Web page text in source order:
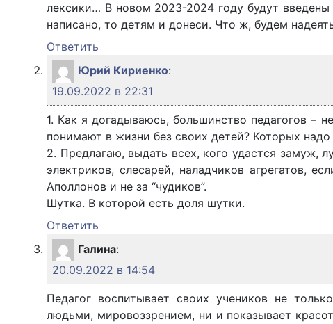
лексики… В новом 2023-2024 году будут
написано, то детям и донеси. Что ж, будем
Ответить
Юрий Кириенко:
19.09.2022 в 22:31
1. Как я догадываюсь, большинство педагогов –
понимают в жизни без своих детей? Которых надо
2. Предлагаю, выдать всех, кого удастся замуж,
электриков, слесарей, наладчиков агрегатов,
Аполлонов и не за “чудиков”.
Шутка. В которой есть доля шутки.
Ответить
Галина:
20.09.2022 в 14:54
Педагог воспитывает своих учеников не
людьми, мировоззрением, ни и показывает